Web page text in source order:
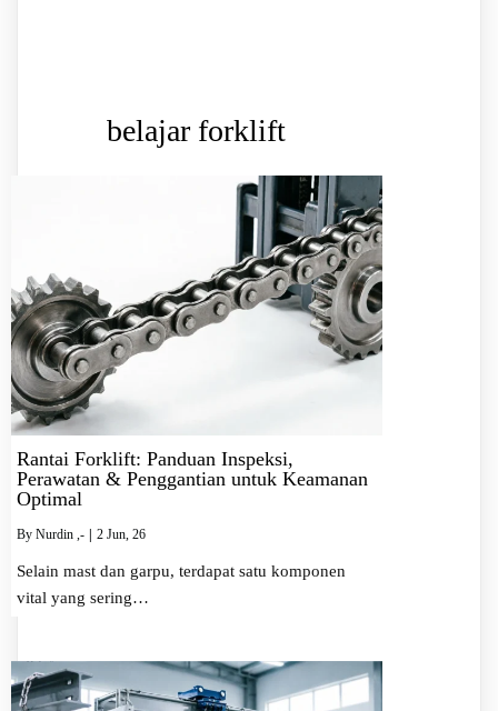
belajar forklift
Rantai Forklift: Panduan Inspeksi,
Perawatan & Penggantian untuk Keamanan
Optimal
By Nurdin ,- | 2 Jun, 26
Selain mast dan garpu, terdapat satu komponen
vital yang sering…